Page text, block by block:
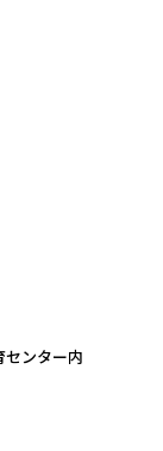
ンター内